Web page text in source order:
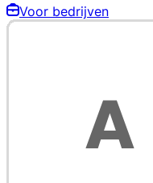
Voor bedrijven